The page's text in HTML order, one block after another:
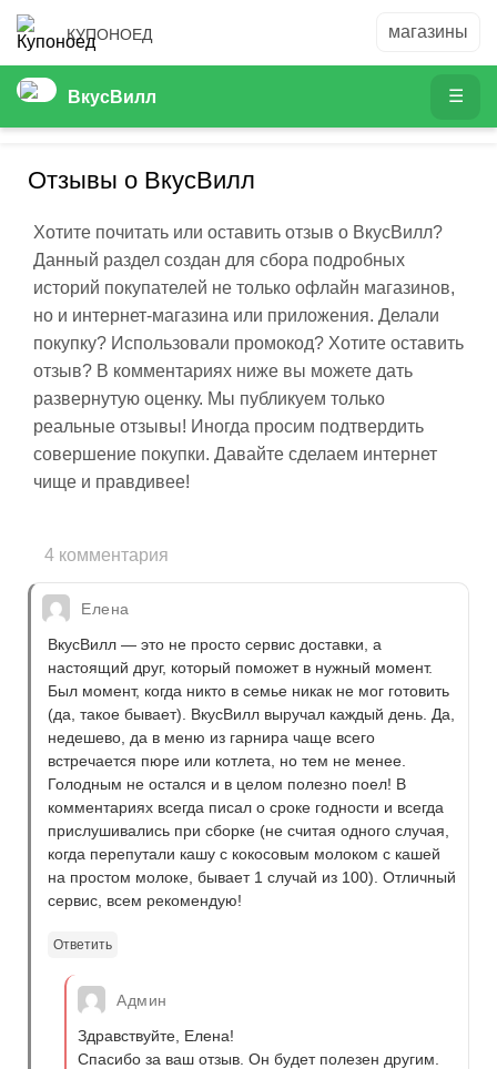
КУПОНОЕД
ВкусВилл
Отзывы о ВкусВилл
Хотите почитать или оставить отзыв о ВкусВилл?
Данный раздел создан для сбора подробных
историй покупателей не только офлайн магазинов,
но и интернет-магазина или приложения. Делали
покупку? Использовали промокод? Хотите оставить
отзыв? В комментариях ниже вы можете дать
развернутую оценку. Мы публикуем только
реальные отзывы! Иногда просим подтвердить
совершение покупки. Давайте сделаем интернет
чище и правдивее!
4 комментария
Елена
ВкусВилл — это не просто сервис доставки, а
настоящий друг, который поможет в нужный момент.
Был момент, когда никто в семье никак не мог готовить
(да, такое бывает). ВкусВилл выручал каждый день. Да,
недешево, да в меню из гарнира чаще всего
встречается пюре или котлета, но тем не менее.
Голодным не остался и в целом полезно поел! В
комментариях всегда писал о сроке годности и всегда
прислушивались при сборке (не считая одного случая,
когда перепутали кашу с кокосовым молоком с кашей
на простом молоке, бывает 1 случай из 100). Отличный
сервис, всем рекомендую!
Ответить
Админ
Здравствуйте, Елена!
Спасибо за ваш отзыв. Он будет полезен другим.